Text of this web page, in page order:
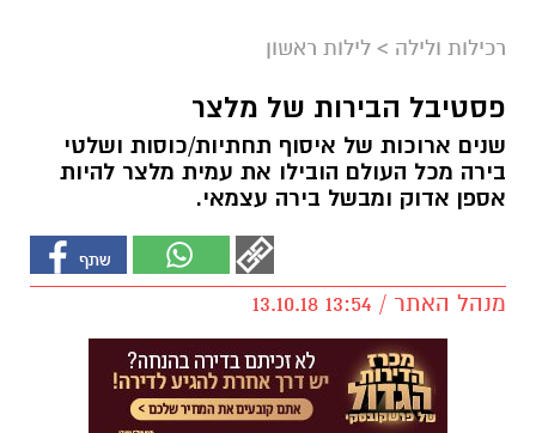
רכילות ולילה > לילות ראשון
פסטיבל הבירות של מלצר
שנים ארוכות של איסוף תחתיות/כוסות ושלטי
בירה מכל העולם הובילו את עמית מלצר להיות
אספן אדוק ומבשל בירה עצמאי.
מנהל האתר / 13:54 13.10.18